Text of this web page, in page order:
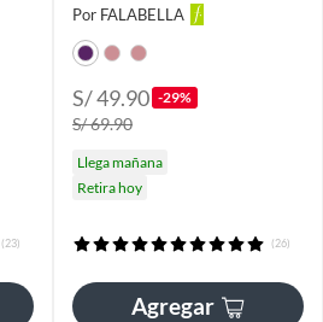
(23)
Por FALABELLA
S/ 49.90 -29%
S/ 69.90
Llega mañana
Retira hoy
(26)
Agregar